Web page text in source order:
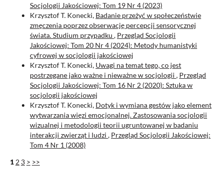
Socjologii Jakościowej: Tom 19 Nr 4 (2023)
Krzysztof T. Konecki, Badanie przeżyć w społeczeństwie
zmęczenia poprzez obserwację percepcji sensorycznej
świata. Studium przypadku , Przegląd Socjologii
Jakościowej: Tom 20 Nr 4 (2024): Metody humanistyki
cyfrowej w socjologii jakościowej
Krzysztof T. Konecki, Uwagi na temat tego, co jest
postrzegane jako ważne i nieważne w socjologii , Przegląd
Socjologii Jakościowej: Tom 16 Nr 2 (2020): Sztuka w
socjologii jakościowej
Krzysztof T. Konecki, Dotyk i wymiana gestów jako element
wytwarzania więzi emocjonalnej. Zastosowania socjologii
wizualnej i metodologii teorii ugruntowanej w badaniu
interakcji zwierząt i ludzi , Przegląd Socjologii Jakościowej:
Tom 4 Nr 1 (2008)
1 2 3 > >>